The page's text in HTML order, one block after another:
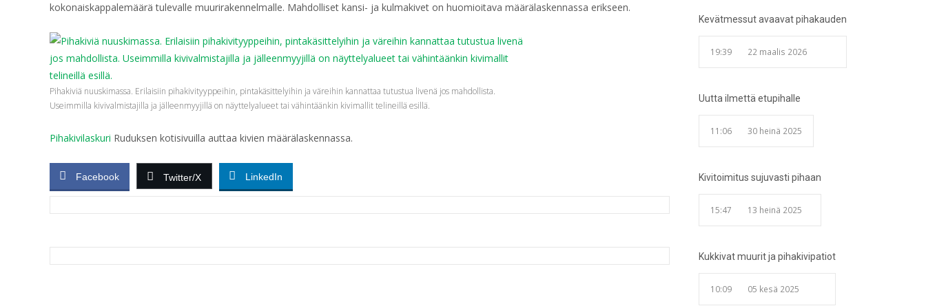
kokonaiskappalemäärä tulevalle muurirakennelmalle. Mahdolliset kansi- ja kulmakivet on huomioitava määrälaskennassa erikseen.
Pihakiviä nuuskimassa. Erilaisiin pihakivityyppeihin, pintakäsittelyihin ja väreihin kannattaa tutustua livenä jos mahdollista.
Useimmilla kivivalmistajilla ja jälleenmyyjillä on näyttelyalueet tai vähintäänkin kivimallit telineillä esillä.
Pihakivilaskuri Ruduksen kotisivuilla auttaa kivien määrälaskennassa.
Facebook Twitter/X LinkedIn
Post
Kevätmessut avaavat pihakauden
19:39 22 maalis 2026
Uutta ilmettä etupihalle
11:06 30 heinä 2025
Kivitoimitus sujuvasti pihaan
15:47 13 heinä 2025
Kukkivat muurit ja pihakivipatiot
10:09 05 kesä 2025